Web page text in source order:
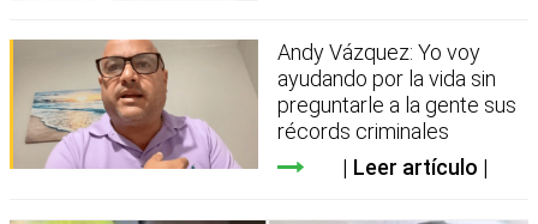
Andy Vázquez: Yo voy
ayudando por la vida sin
preguntarle a la gente sus
récords criminales
Leer artículo